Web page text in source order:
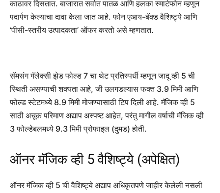
काठावर दिसतात. बाजारात सर्वात पातळ आणि हलका स्मार्टफोन म्हणून
पदार्पण केल्याचा दावा केला जात आहे. फोन एआय-बॅक्ड वैशिष्ट्ये आणि
‘पीसी-स्तरीय उत्पादकता’ ऑफर करतो असे म्हणतात.
सॅमसंग गॅलेक्सी झेड फोल्ड 7 चा थेट प्रतिस्पर्धी म्हणून जादू व्ही 5 ची
स्थिती असण्याची शक्यता आहे, जी उलगडल्यास फक्त 3.9 मिमी आणि
फोल्ड स्टेटमध्ये 8.9 मिमी मोजण्यासाठी टिप दिली आहे. मॅजिक व्ही 5
साठी अचूक परिमाण अद्याप अस्पष्ट आहेत, परंतु मागील वर्षाची मॅजिक व्ही
3 फोल्डेबलमध्ये 9.3 मिमी प्रोफाइल (दुमड) होती.
ऑनर मॅजिक व्ही 5 वैशिष्ट्ये (अपेक्षित)
ऑनर मॅजिक व्ही 5 ची वैशिष्ट्ये अद्याप अधिकृतपणे जाहीर केलेली नसली